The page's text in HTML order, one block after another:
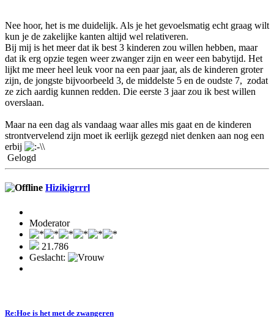
Nee hoor, het is me duidelijk. Als je het gevoelsmatig echt graag wilt
kun je de zakelijke kanten altijd wel relativeren.
Bij mij is het meer dat ik best 3 kinderen zou willen hebben, maar
dat ik erg opzie tegen weer zwanger zijn en weer een babytijd. Het
lijkt me meer heel leuk voor na een paar jaar, als de kinderen groter
zijn, de jongste bijvoorbeeld 3, de middelste 5 en de oudste 7, zodat
ze zich aardig kunnen redden. Die eerste 3 jaar zou ik best willen
overslaan.
Maar na een dag als vandaag waar alles mis gaat en de kinderen
strontvervelend zijn moet ik eerlijk gezegd niet denken aan nog een
erbij
\
Gelogd
Hizikigrrrl
Moderator
21.786
Geslacht:
Re:Hoe is het met de zwangeren